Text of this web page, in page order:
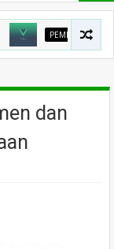
PEMROGRAMAN WEB1
dan